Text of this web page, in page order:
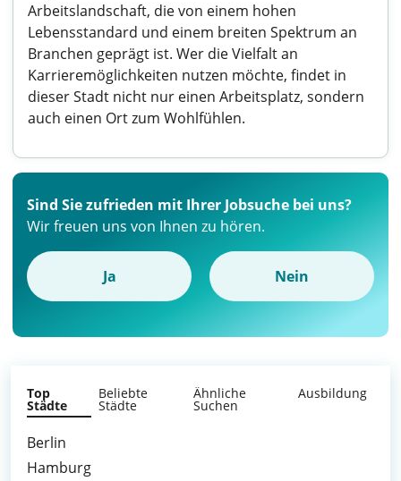
Arbeitslandschaft, die von einem hohen
Lebensstandard und einem breiten Spektrum an
Branchen geprägt ist. Wer die Vielfalt an
Karrieremöglichkeiten nutzen möchte, findet in
dieser Stadt nicht nur einen Arbeitsplatz, sondern
auch einen Ort zum Wohlfühlen.
Sind Sie zufrieden mit Ihrer Jobsuche bei uns?
Wir freuen uns von Ihnen zu hören.
Ja Nein
Top
Städte
Beliebte
Städte
Ähnliche
Suchen
Ausbildung
Berlin
Hamburg